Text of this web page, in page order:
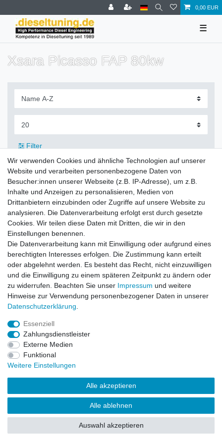
0,00 EUR
☰
Xsara Picasso FAP 80kw
Filter
Zahlung und Versand
Daten­schutz­erklärung
Barrierefreiheitserklärung Widerrufs­recht
Vertrag widerrufen
© Copyright 2026 | Alle Rechte vorbehalten.
Wir verwenden Cookies und ähnliche Technologien auf unserer
Website und verarbeiten personenbezogene Daten von
Besucher:innen unserer Webseite (z.B. IP-Adresse), um z.B.
Inhalte und Anzeigen zu personalisieren, Medien von
Drittanbietern einzubinden oder Zugriffe auf unsere Website zu
analysieren. Die Datenverarbeitung erfolgt erst durch gesetzte
Cookies. Wir teilen diese Daten mit Dritten, die wir in den
Einstellungen benennen.
Die Datenverarbeitung kann mit Einwilligung oder aufgrund eines
berechtigten Interesses erfolgen. Die Zustimmung kann erteilt
oder abgelehnt werden. Es besteht das Recht, nicht einzuwilligen
und die Einwilligung zu einem späteren Zeitpunkt zu ändern oder
zu widerrufen. Beachten Sie unser Impressum und weitere
Hinweise zur Verwendung personenbezogener Daten in unserer
Daten­schutz­erklärung
Essenziell
Zahlungsdienstleister
Externe Medien
Funktional
Weitere Einstellungen
Alle akzeptieren
Alle ablehnen
Auswahl akzeptieren